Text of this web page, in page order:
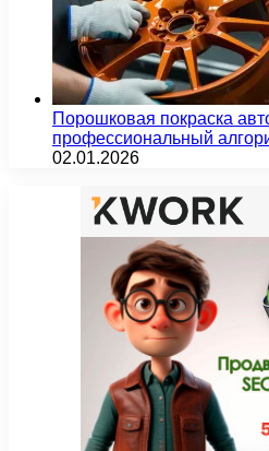
Порошковая покраска
профессиональный
02.01.2026